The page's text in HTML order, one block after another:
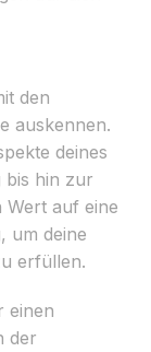
den
auskennen.
deines
bis hin zur
auf eine
um deine
erfüllen.
einen
der